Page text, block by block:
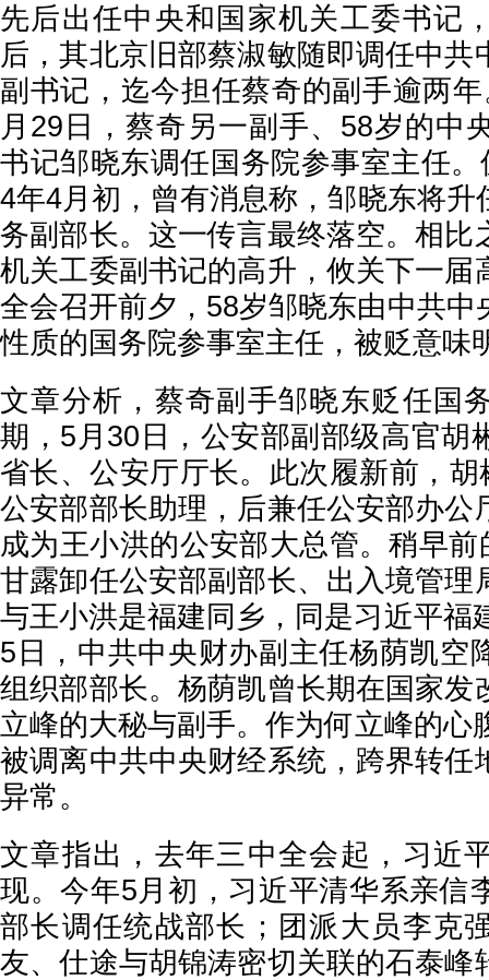
先后出任中央和国家机关工委书记
后，其北京旧部蔡淑敏随即调任中共
副书记，迄今担任蔡奇的副手逾两
月29日，蔡奇另一副手、58岁的中
书记邹晓东调任国务院参事室主任
4年4月初，曾有消息称，邹晓东将升
务副部长。这一传言最终落空。相比
机关工委副书记的高升，攸关下一届
全会召开前夕，58岁邹晓东由中共中
性质的国务院参事室主任，被贬意味
文章分析，蔡奇副手邹晓东贬任国
期，5月30日，公安部副部级高官胡
省长、公安厅厅长。此次履新前，
公安部部长助理，后兼任公安部办公
成为王小洪的公安部大总管。稍早
甘露卸任公安部副部长、出入境管理
与王小洪是福建同乡，同是习近平福
5日，中共中央财办副主任杨荫凯空
组织部部长。杨荫凯曾长期在国家发
立峰的大秘与副手。作为何立峰的心
被调离中共中央财经系统，跨界转任
异常。
文章指出，去年三中全会起，习近
现。今年5月初，习近平清华系亲信
部长调任统战部长；团派大员李克
友、仕途与胡锦涛密切关联的石泰峰